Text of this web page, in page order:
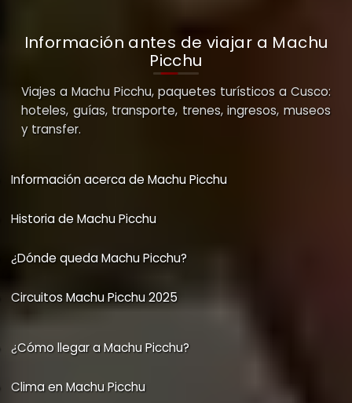
Información antes de viajar a Machu
Picchu
Viajes a Machu Picchu, paquetes turísticos a Cusco:
hoteles, guías, transporte, trenes, ingresos, museos
y transfer.
Información acerca de Machu Picchu
Historia de Machu Picchu
¿Dónde queda Machu Picchu?
Circuitos Machu Picchu 2025
¿Cómo llegar a Machu Picchu?
Clima en Machu Picchu